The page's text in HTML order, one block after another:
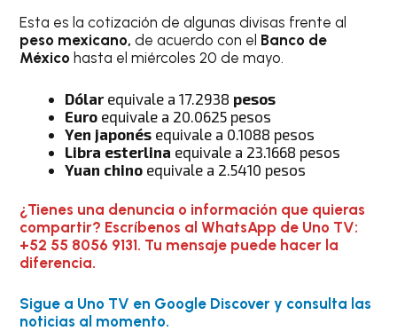
Esta es la cotización de algunas divisas frente al
peso mexicano, de acuerdo con el Banco de
México hasta el miércoles 20 de mayo.
Dólar equivale a 17.2938 pesos
Euro equivale a 20.0625 pesos
Yen japonés equivale a 0.1088 pesos
Libra esterlina equivale a 23.1668 pesos
Yuan chino equivale a 2.5410 pesos
¿Tienes una denuncia o información que quieras
compartir? Escríbenos al WhatsApp de Uno TV:
+52 55 8056 9131. Tu mensaje puede hacer la
diferencia.
Sigue a Uno TV en Google Discover y consulta las
noticias al momento.